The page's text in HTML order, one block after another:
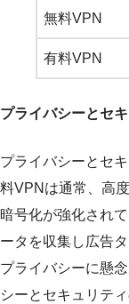
無料VPN
有料VPN
プライバシーとセ
プライバシーとセ
料VPNは通常、高
暗号化が強化され
ータを収集し広告
プライバシーに懸
シーとセキュリテ